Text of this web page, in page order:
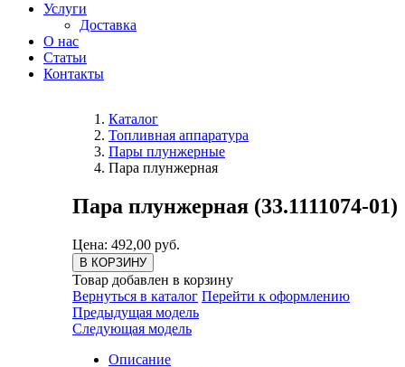
Услуги
Доставка
О нас
Статьи
Контакты
Каталог
Топливная аппаратура
Пары плунжерные
Пара плунжерная
Пара плунжерная (33.1111074-01)
Цена: 492,00 руб.
В КОРЗИНУ
Товар добавлен в корзину
Вернуться в каталог Перейти к оформлению
Предыдущая модель
Следующая модель
Описание